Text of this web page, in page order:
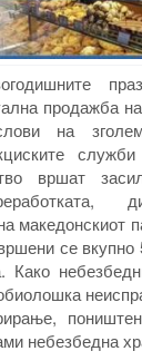
продажба
на
вршат
македонскиот
се вкупно
Како
небезбедна